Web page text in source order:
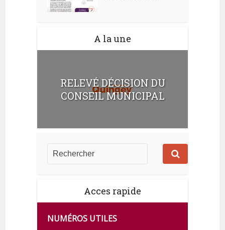
A la une
RELEVÉ DÉCISION DU
CONSEIL MUNICIPAL
Acces rapide
NUMÉROS UTILES